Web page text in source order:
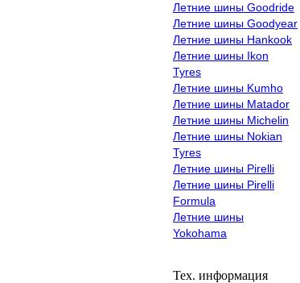
Летние шины Goodride
Летние шины Goodyear
Летние шины Hankook
Летние шины Ikon
Tyres
Летние шины Kumho
Летние шины Matador
Летние шины Michelin
Летние шины Nokian
Tyres
Летние шины Pirelli
Летние шины Pirelli
Formula
Летние шины
Yokohama
Тех. информация